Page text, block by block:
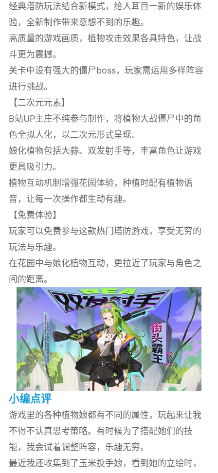
经典塔防玩法结合新模式，给人耳目一新的娱乐体
验，全新制作带来意想不到的乐趣。
高质量的游戏画质，植物攻击效果各具特色，让战
斗更为震撼。
关卡中设有强大的僵尸boss，玩家需运用多样阵容
进行挑战。
【二次元元素】
B站UP主庄不纯参与制作，将植物大战僵尸中的角
色全拟人化，以二次元形式呈现。
娘化植物包括大蒜、双发射手等，丰富角色让游戏
更具吸引力。
植物互动机制增强花园体验，种植时配有植物语
音，让每一次操作都生动有趣。
【免费体验】
玩家可以免费参与这款热门塔防游戏，享受无穷的
玩法与乐趣。
在花园中与娘化植物互动，更拉近了玩家与角色之
间的距离。
小编点评
游戏里的各种植物娘都有不同的属性，玩起来让我
不得不认真思考策略。有时候为了搭配她们的技
能，我会试着调整阵容，乐趣无穷。
最近我还收集到了玉米投手娘，看到她的立绘时，